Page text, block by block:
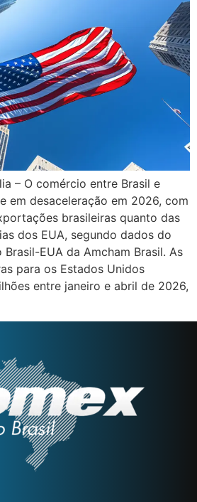
– O comércio entre Brasil e
em desaceleração em 2026, com
brasileiras quanto das
dos EUA, segundo dados do
EUA da Amcham Brasil. As
para os Estados Unidos
entre janeiro e abril de 2026,